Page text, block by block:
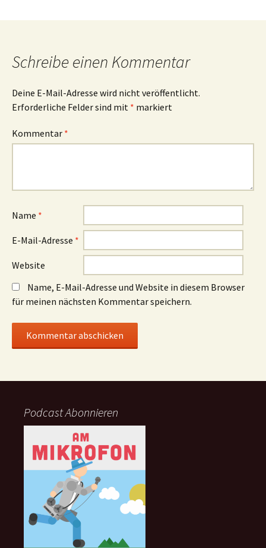
Schreibe einen Kommentar
Deine E-Mail-Adresse wird nicht veröffentlicht.
Erforderliche Felder sind mit * markiert
Kommentar *
Name *
E-Mail-Adresse *
Website
Name, E-Mail-Adresse und Website in diesem Browser
für meinen nächsten Kommentar speichern.
Podcast Abonnieren